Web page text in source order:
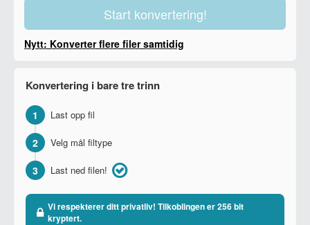
Start konvertering!
Nytt: Konverter flere filer samtidig
Konvertering i bare tre trinn
1 Last opp fil
2 Velg mål filtype
3 Last ned filen!
Vi respekterer ditt privatliv! Tilkoblingen er 256 bit
kryptert.